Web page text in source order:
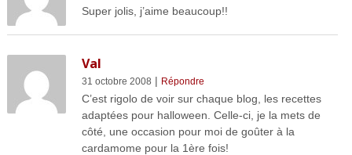
Super jolis, j’aime beaucoup!!
Val
31 octobre 2008 | Répondre
C’est rigolo de voir sur chaque blog, les recettes
adaptées pour halloween. Celle-ci, je la mets de
côté, une occasion pour moi de goûter à la
cardamome pour la 1ère fois!